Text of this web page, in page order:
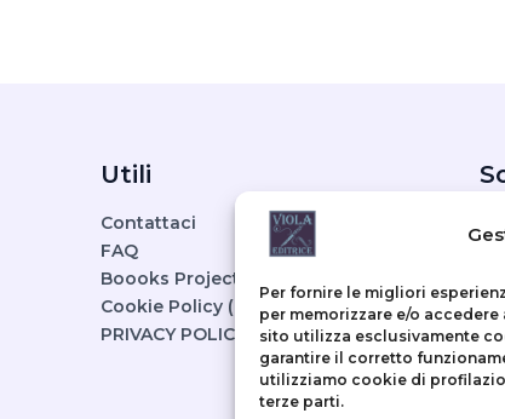
Per fornire le migliori
per memorizzare e/o
sito utilizza esclusivamente
garantire il corretto
utilizziamo cookie di
terze parti.
Utili
Contattaci
FAQ
Boooks Project
Cookie Policy (UE)
PRIVACY POLICY